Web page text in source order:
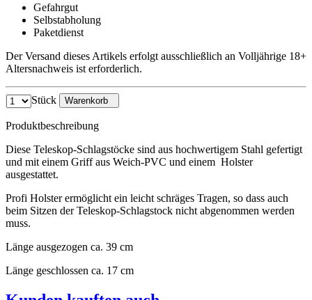
Gefahrgut
Selbstabholung
Paketdienst
Der Versand dieses Artikels erfolgt ausschließlich an Volljährige 18+
Altersnachweis ist erforderlich.
Stück Warenkorb
Produktbeschreibung
Diese Teleskop-Schlagstöcke sind aus hochwertigem Stahl gefertigt
und mit einem Griff aus Weich-PVC und einem Holster
ausgestattet.
Profi Holster ermöglicht ein leicht schräges Tragen, so dass auch
beim Sitzen der Teleskop-Schlagstock nicht abgenommen werden
muss.
Länge ausgezogen ca. 39 cm
Länge geschlossen ca. 17 cm